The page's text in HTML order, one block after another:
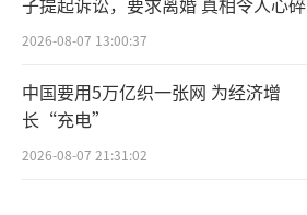
2026-08-07 13:00:37
中国要用5万亿织一张网 为经济增
长“充电”
2026-08-07 21:31:02